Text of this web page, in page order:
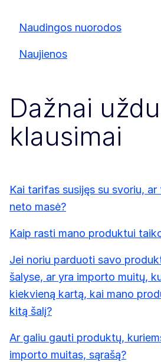
Naudingos nuorodos
Naujienos
Dažnai
klausimai
Kai tarifas susijęs su svoriu,
neto masė?
Kaip rasti mano produktui
Jei noriu parduoti savo
šalyse, ar yra importo muitų,
kiekvieną kartą, kai mano
kitą šalį?
Ar galiu gauti produktų,
importo muitas, sąrašą?